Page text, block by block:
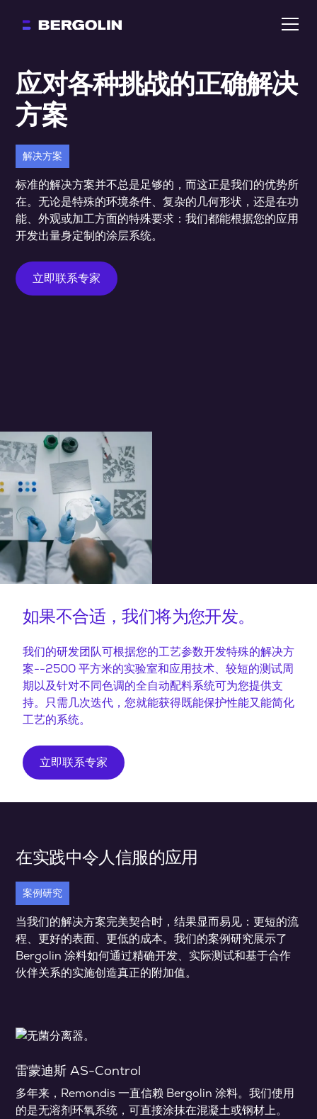
应对各种挑战的正确解决
方案
解决方案
标准的解决方案并不总是足够的，而这正是我们的优势所
在。无论是特殊的环境条件、复杂的几何形状，还是在功
能、外观或加工方面的特殊要求：我们都能根据您的应用
开发出量身定制的涂层系统。
立即联系专家
如果不合适，我们将为您开发。
我们的研发团队可根据您的工艺参数开发特殊的解决方
案--2500 平方米的实验室和应用技术、较短的测试周
期以及针对不同色调的全自动配料系统可为您提供支
持。只需几次迭代，您就能获得既能保护性能又能简化
工艺的系统。
立即联系专家
在实践中令人信服的应用
案例研究
当我们的解决方案完美契合时，结果显而易见：更短的流
程、更好的表面、更低的成本。我们的案例研究展示了
Bergolin 涂料如何通过精确开发、实际测试和基于合作
伙伴关系的实施创造真正的附加值。
雷蒙迪斯 AS-Control
多年来，Remondis 一直信赖 Bergolin 涂料。我们使用
的是无溶剂环氧系统，可直接涂抹在混凝土或钢材上。